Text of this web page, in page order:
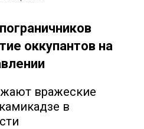
оккупантов на
вражеские
в